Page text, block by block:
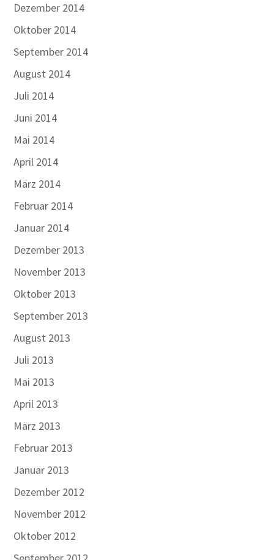
Dezember 2014
Oktober 2014
September 2014
August 2014
Juli 2014
Juni 2014
Mai 2014
April 2014
März 2014
Februar 2014
Januar 2014
Dezember 2013
November 2013
Oktober 2013
September 2013
August 2013
Juli 2013
Mai 2013
April 2013
März 2013
Februar 2013
Januar 2013
Dezember 2012
November 2012
Oktober 2012